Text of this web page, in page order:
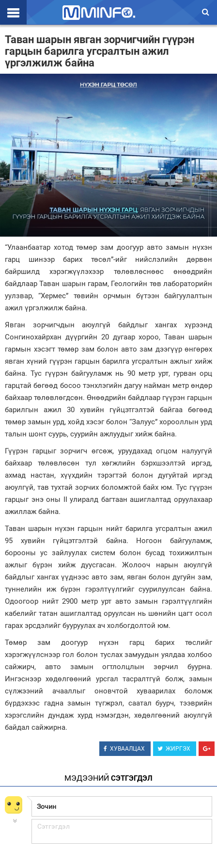
Эхлэл
Цаг агаар
Валют ханш
Улс төр
Эдийн засаг
Үзэл бодол
Спорт
Нийгэм
Дэлхий
Энтертайнмэнт
Зурхай
Таван шарын явган зорчигчийн гүүрэн
гарцын барилга угсралтын ажил
үргэлжилж байна
“Улаанбаатар хотод төмөр зам доогуур авто замын нүхэн
гарц шинээр барих төсөл”-ийг нийслэлийн дөрвөн
байршилд хэрэгжүүлэхээр төлөвлөснөөс өнөөдрийн
байдлаар Таван шарын гарам, Геологийн төв лабораторийн
уулзвар, “Хермес” төвийн орчмын бүтээн байгуулалтын
ажил үргэлжилж байна.
Явган зорчигчдын аюулгүй байдлыг хангах хүрээнд
Сонгинохайрхан дүүргийн 20 дугаар хороо, Таван шарын
гармын хэсэгт төмөр зам болон авто зам дээгүүр өнгөрөх
явган хүний гүүрэн гарцын барилга угсралтын ажлыг хийж
байна. Тус гүүрэн байгууламж нь 90 метр урт, гурван орц
гарцтай бөгөөд босоо тэнхлэгийн дагуу найман метр өндөр
байхаар төлөвлөгдсөн. Өнөөдрийн байдлаар гүүрэн гарцын
барилгын ажил 30 хувийн гүйцэтгэлтэй байгаа бөгөөд
төмөр замын урд, хойд хэсэг болон “Залуус” хорооллын урд
талын шонт суурь, суурийн ажлуудыг хийж байна.
Гүүрэн гарцыг зорчигч өгсөж, уруудахад огцом налуугүй
байхаар төлөвлөсөн тул хөгжлийн бэрхшээлтэй иргэд,
ахмад настан, хүүхдийн тэрэгтэй болон дугуйтай иргэд
аюулгүй, тав тухтай зорчих боломжтой байх юм. Тус гүүрэн
гарцыг энэ оны II улиралд багтаан ашиглалтад оруулахаар
ажиллаж байна.
Таван шарын нүхэн гарцын нийт барилга угсралтын ажил
95 хувийн гүйцэтгэлтэй байна. Ногоон байгууламж,
борооны ус зайлуулах систем болон бусад тохижилтын
ажлыг бүрэн хийж дуусгасан. Жолооч нарын аюулгүй
байдлыг хангах үүднээс авто зам, явган болон дугуйн зам,
туннелийн иж бүрэн гэрэлтүүлгийг суурилуулсан байна.
Одоогоор нийт 2900 метр урт авто замын гэрэлтүүлгийн
кабелийг татан ашиглалтад оруулсан нь шөнийн цагт осол
гарах эрсдэлийг бууруулах ач холбогдолтой юм.
Төмөр зам доогуур нүхэн гарц барих төслийг
хэрэгжүүлснээр гол болон туслах замуудын уялдаа холбоо
сайжирч, авто замын огтлолцлын зөрчил буурна.
Ингэснээр хөдөлгөөний урсгал тасралтгүй болж, замын
сүлжээний ачааллыг оновчтой хуваарилах боломж
бүрдэхээс гадна замын түгжрэл, саатал буурч, тээврийн
хэрэгслийн дундаж хурд нэмэгдэн, хөдөлгөөний аюулгүй
байдал сайжирна.
ХУВААЛЦАХ ЖИРГЭХ
МЭДЭЭНИЙ СЭТГЭГДЭЛ